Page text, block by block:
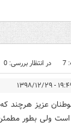
7 در انتظار بررسی: 0
- ۱۳۹۸/۱۲/۲۹
عزیز هرچند
ولی بطور